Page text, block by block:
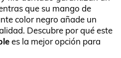
que su mango de
color negro añade un
Descubre por qué este
es la mejor opción para